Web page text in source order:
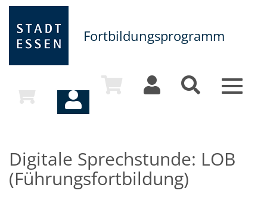
Fortbildungsprogramm
Toggle
Digitale Sprechstunde: LOB
(Führungsfortbildung)